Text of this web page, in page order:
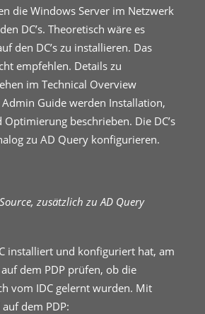
die Windows Server im Netzwerk
DC’s. Theoretisch wäre es
den DC’s zu installieren. Das
empfehlen. Details zu
im Technical Overview
Guide werden Installation,
beschrieben. Die DC’s
zu AD Query konfigurieren.
zusätzlich zu AD Query
installiert und konfiguriert hat, am
dem PDP prüfen, ob die
vom IDC gelernt wurden. Mit
dem PDP: